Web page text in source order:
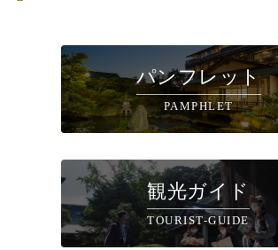
パンフレット
PAMPHLET
観光ガイド
TOURIST-GUIDE